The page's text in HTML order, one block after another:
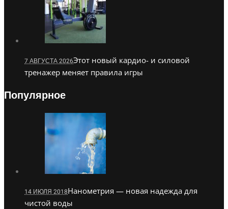
7 АВГУСТА 2026Этот новый кардио- и силовой
тренажер меняет правила игры
Популярное
14 ИЮЛЯ 2018Нанометрия — новая надежда для
чистой воды